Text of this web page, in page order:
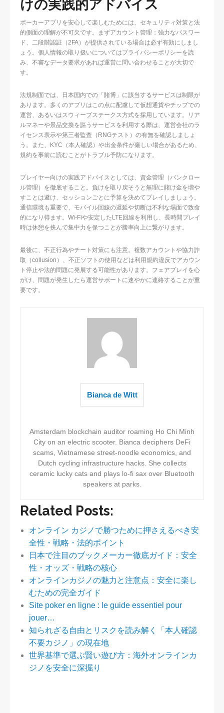
けの実践的アドバイス
ポーカーアプリを安心して楽しむためには、セキュリティ対策と法
的側面の理解が不可欠です。まずアカウント管理：強力なパスワー
ド、二段階認証（2FA）が提供されている場合は必ず有効にしまし
ょう。個人情報の取り扱いについてはプライバシーポリシーを読
み、不審なデータ要求があれば運営に問い合わせることが大切で
す。
法規制面では、日本国内での「賭博」に該当するサービスは制限が
あります。多くのアプリはこの点に配慮して仮想通貨やチップでの
運営、あるいはスウィープステークス方式を採用しています。リア
ルマネーや景品交換を謳うサービスを利用する際は、運営会社のラ
イセンス表示や第三者監査（RNGテスト）の有無を確認しましょ
う。また、KYC（本人確認）や出金条件が厳しい場合があるため、
規約を事前に読むことがトラブル予防になります。
プレイヤー向けの実践アドバイスとしては、資金管理（バンクロー
ル管理）を徹底すること。負けを取り戻そうと無理に賭け金を増や
すことは避け、セッションごとに予算を決めてプレイしましょう。
通信環境も重要で、モバイル回線の遅延や切断は不利な場面で致命
的になり得ます。Wi-Fiや安定したLTE回線を利用し、長時間プレイ
時は休憩を挟んで集中力を保つことが勝率向上に繋がります。
最後に、不正行為やチート対策にも注意。複数アカウントや協力詐
取（collusion）、不正ソフトの使用などは利用規約違反でアカウン
ト停止や法的問題に発展する可能性があります。フェアプレイを心
がけ、問題が発生したら運営サポートに速やかに連絡することが重
要です。
Bianca de Witt
Amsterdam blockchain auditor roaming Ho Chi Minh
City on an electric scooter. Bianca deciphers DeFi
scams, Vietnamese street-noodle economics, and
Dutch cycling infrastructure hacks. She collects
ceramic lucky cats and plays lo-fi sax over Bluetooth
speakers at parks.
Related Posts:
オンライン カジノで勝つために押さえるべき安
全性・戦略・法的ポイント
日本で注目のブックメーカー徹底ガイド：安全
性・オッズ・戦略の核心
オンラインカジノの魅力と注意点：安全に楽し
むための完全ガイド
Site poker en ligne : le guide essentiel pour
jouer…
知られざる自由とリスクを読み解く「本人確認
不要カジノ」の現在地
世界基準で選ぶ賢い遊び方：海外オンラインカ
ジノを安全に深掘り